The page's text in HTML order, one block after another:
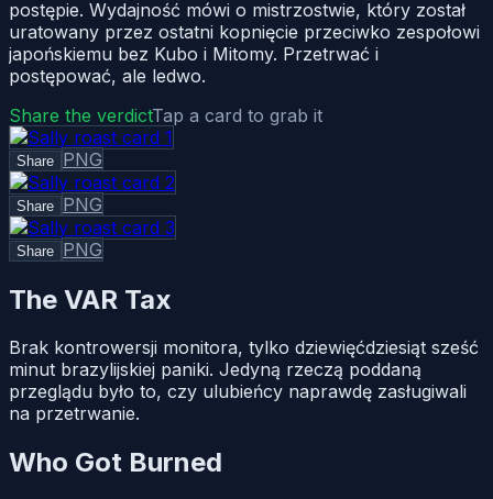
postępie. Wydajność mówi o mistrzostwie, który został
uratowany przez ostatni kopnięcie przeciwko zespołowi
japońskiemu bez Kubo i Mitomy. Przetrwać i
postępować, ale ledwo.
Share the verdictTap a card to grab it
Share PNG
Share PNG
Share PNG
The VAR Tax
Brak kontrowersji monitora, tylko dziewięćdziesiąt sześć
minut brazylijskiej paniki. Jedyną rzeczą poddaną
przeglądu było to, czy ulubieńcy naprawdę zasługiwali
na przetrwanie.
Who Got Burned